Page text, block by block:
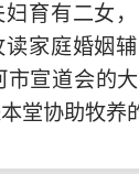
育有二女
家庭婚姻
市宣道会的
堂协助牧养